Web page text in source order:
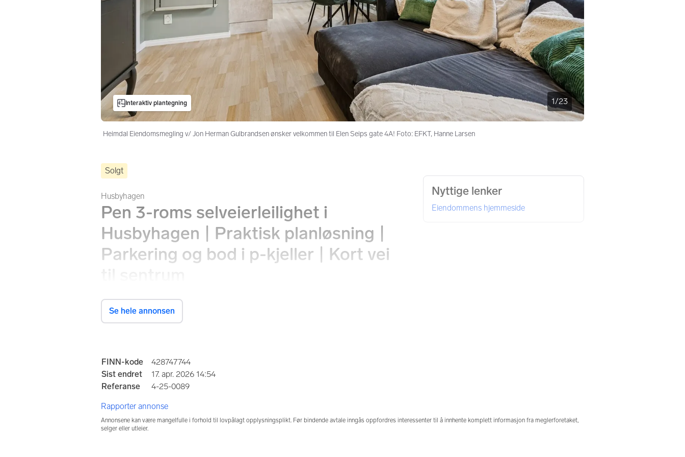
1/23
Interaktiv plantegning
Heimdal Eiendomsmegling v/ Jon Herman Gulbrandsen ønsker velkommen til Elen Seips gate 4A! Foto: EFKT, Hanne Larsen
Solgt
Husbyhagen
Pen 3-roms selveierleilighet i
Husbyhagen | Praktisk planløsning |
Parkering og bod i p-kjeller | Kort vei
Totalpris
2 655 840 kr
Omkostninger
Kommunale avg.
12 422 kr per år
606 745 kr
Nyttige lenker
Eiendommens hjemmeside
Se hele annonsen
Annonseinformasjon
FINN-kode
428747744
Sist endret
17. apr. 2026 14:54
Referanse
4-25-0089
Rapporter annonse
Annonsene kan være mangelfulle i forhold til lovpålagt opplysningsplikt. Før bindende avtale inngås oppfordres interessenter til å innhente komplett informasjon fra meglerforetaket,
selger eller utleier.